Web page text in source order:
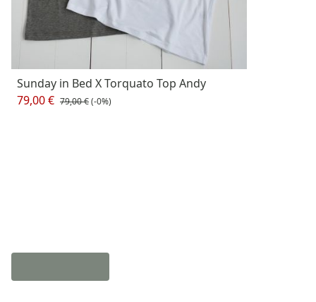
Sunday in Bed X Torquato Top Andy
79,00 € 79,00 €(-0%)